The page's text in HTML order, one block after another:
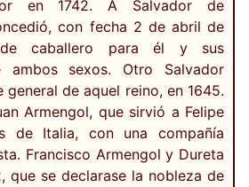
en 1742. A Salvador de
con fecha 2 de abril de
de caballero para él y sus
ambos sexos. Otro Salvador
general de aquel reino, en 1645.
Armengol, que sirvió a Felipe
de Italia, con una compañía
Francisco Armengol y Dureta
que se declarase la nobleza de